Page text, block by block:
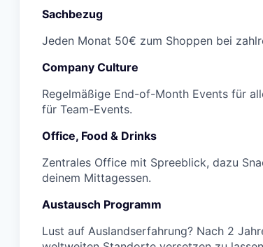
Sachbezug
Jeden Monat 50€ zum Shoppen bei
Company Culture
Regelmäßige End-of-Month Events für
für Team-Events.
Office, Food & Drinks
Zentrales Office mit Spreeblick, dazu
deinem Mittagessen.
Austausch Programm
Lust auf Auslandserfahrung? Nach 2